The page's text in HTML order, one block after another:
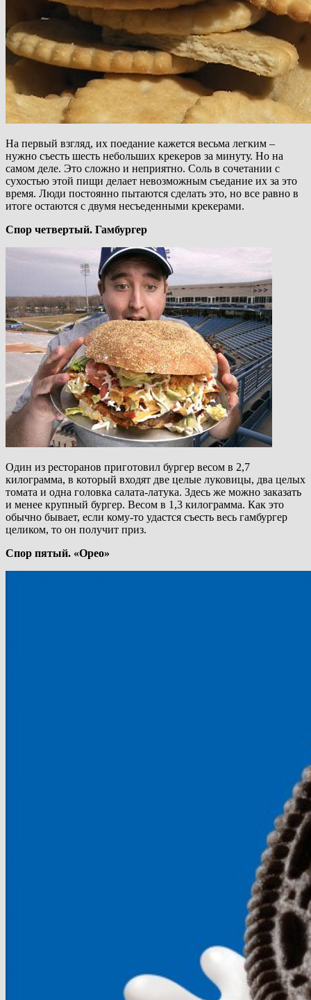
На первый взгляд, их поедание кажется весьма легким –
нужно съесть шесть небольших крекеров за минуту. Но на
самом деле. Это сложно и неприятно. Соль в сочетании с
сухостью этой пищи делает невозможным съедание их за это
время. Люди постоянно пытаются сделать это, но все равно в
итоге остаются с двумя несъеденными крекерами.
Спор четвертый. Гамбургер
Один из ресторанов приготовил бургер весом в 2,7
килограмма, в который входят две целые луковицы, два целых
томата и одна головка салата-латука. Здесь же можно заказать
и менее крупный бургер. Весом в 1,3 килограмма. Как это
обычно бывает, если кому-то удастся съесть весь гамбургер
целиком, то он получит приз.
Спор пятый. «Орео»